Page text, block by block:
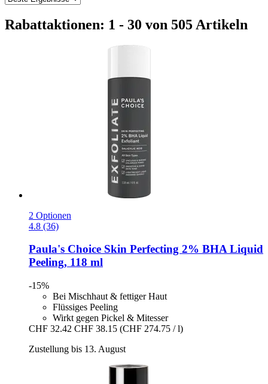
Rabattaktionen: 1 - 30 von 505 Artikeln
2 Optionen
4.8 (36)
Paula's Choice Skin Perfecting 2% BHA Liquid
Peeling, 118 ml
-15%
Bei Mischhaut & fettiger Haut
Flüssiges Peeling
Wirkt gegen Pickel & Mitesser
CHF 32.42 CHF 38.15 (CHF 274.75 / l)
Zustellung bis 13. August